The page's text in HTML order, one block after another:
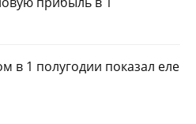
в 1 полугодии показал еле